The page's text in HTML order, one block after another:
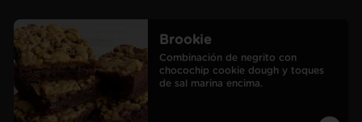
Brookie
Combinación de negrito con
chocochip cookie dough y toques
de sal marina encima.